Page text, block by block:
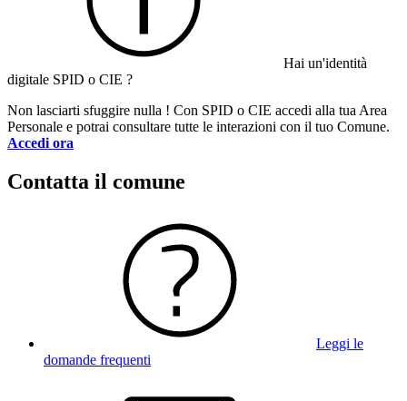
Hai un'identità
digitale SPID o CIE ?
Non lasciarti sfuggire nulla ! Con SPID o CIE accedi alla tua Area
Personale e potrai consultare tutte le interazioni con il tuo Comune.
Accedi ora
Contatta il comune
Leggi le
domande frequenti